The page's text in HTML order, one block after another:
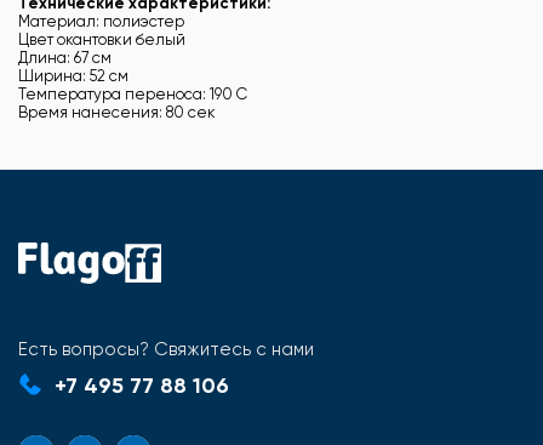
Материал: полиэстер
Цвет окантовки белый
Длина: 67 см
Ширина: 52 см
Температура переноса: 190 С
Время нанесения: 80 сек
Есть вопросы? Свяжитесь с нами
+7 495 77 88 106